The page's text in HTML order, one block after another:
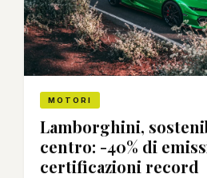
MOTORI
Lamborghini,
centro: -40% di
certificazioni record